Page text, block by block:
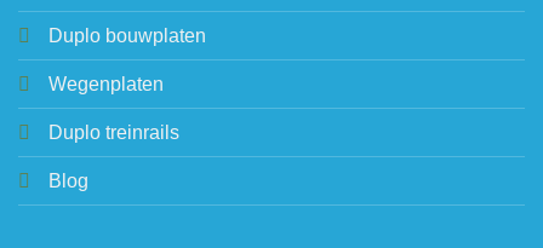
Duplo bouwplaten
Wegenplaten
Duplo treinrails
Blog